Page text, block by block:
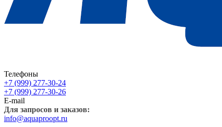
Телефоны
+7 (999) 277-30-24
+7 (999) 277-30-26
E-mail
Для запросов и заказов:
info@aquaproopt.ru